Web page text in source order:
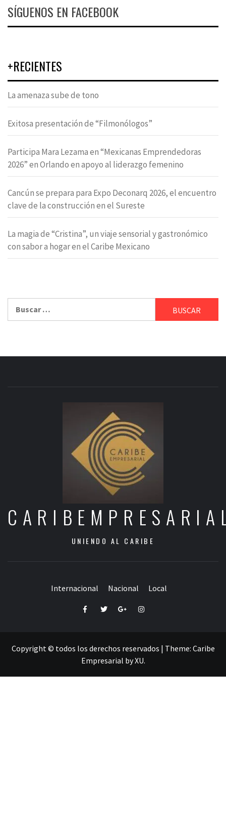
SÍGUENOS EN FACEBOOK
+RECIENTES
La amenaza sube de tono
Exitosa presentación de “Filmonólogos”
Participa Mara Lezama en “Mexicanas Emprendedoras
2026” en Orlando en apoyo al liderazgo femenino
Cancún se prepara para Expo Deconarq 2026, el encuentro
clave de la construcción en el Sureste
La magia de “Cristina”, un viaje sensorial y gastronómico
con sabor a hogar en el Caribe Mexicano
UNIENDO AL CARIBE
Internacional Nacional Local
FacebookTwitterGoogle+Instagram
Copyright © todos los derechos reservados | Theme: Caribe
Empresarial byXU.